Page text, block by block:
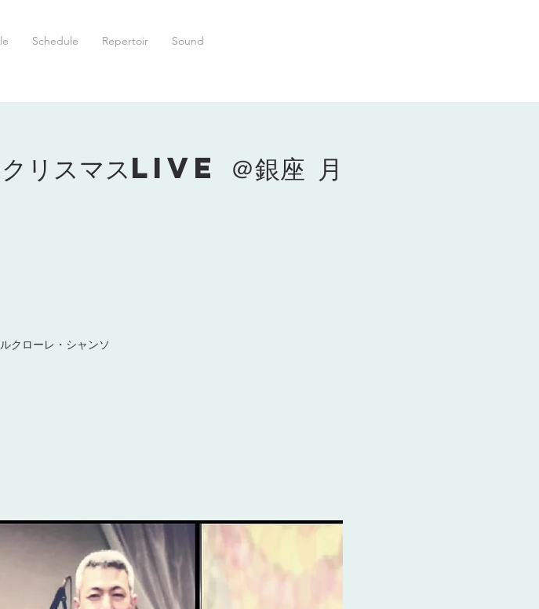
Schedule Repertoir Sound
クリスマスLIVE ＠銀座 月
クローレ・シャンソ